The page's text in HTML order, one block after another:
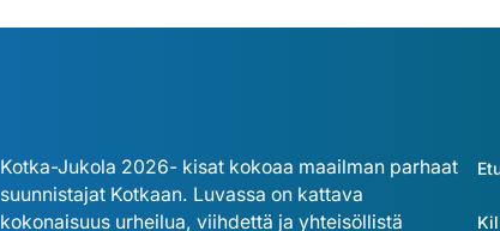
Kotka-Jukola 2026- kisat kokoaa maailman parhaat
suunnistajat Kotkaan. Luvassa on kattava
kokonaisuus urheilua, viihdettä ja yhteisöllistä